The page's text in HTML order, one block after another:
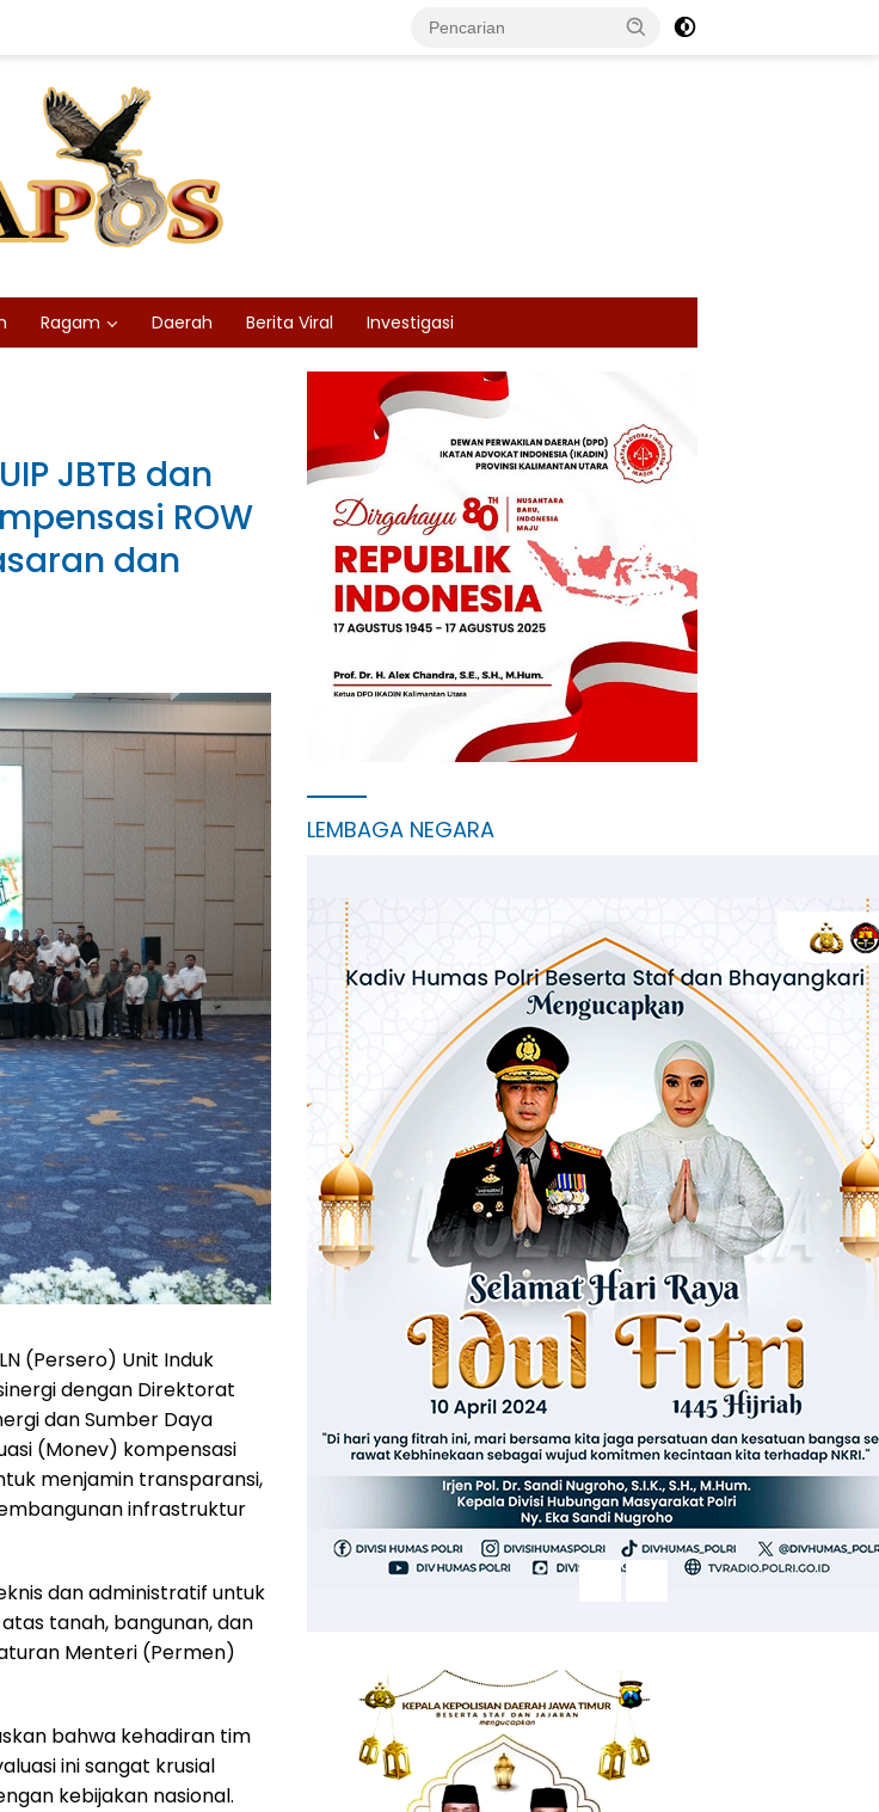
Ragam Daerah Berita Viral Investigasi
JBTB dan
ROW
dan
(Persero) Unit Induk
dengan Direktorat
dan Sumber Daya
(Monev) kompensasi
menjamin transparansi,
infrastruktur
dan administratif untuk
tanah, bangunan, dan
Menteri (Permen)
bahwa kehadiran tim
ini sangat krusial
kebijakan nasional.
LEMBAGA NEGARA